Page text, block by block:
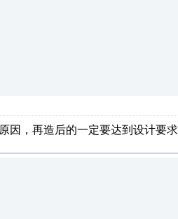
因，再造后的一定要达到设计要